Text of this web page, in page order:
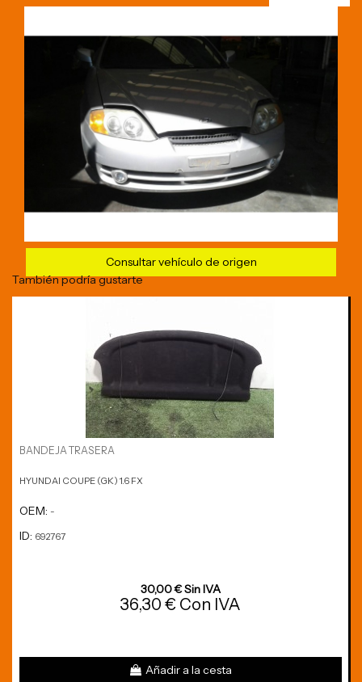
Consultar vehículo de origen
También podría gustarte
BANDEJA TRASERA
HYUNDAI COUPE (GK) 1.6 FX
OEM: -
ID: 692767
30,00 € Sin IVA
36,30 € Con IVA
Añadir a la cesta